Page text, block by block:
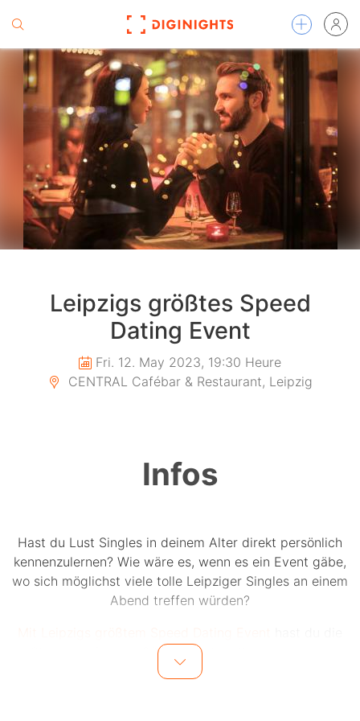
Leipzigs größtes Speed
Dating Event
Fri. 12. May 2023, 19:30 Heure
CENTRAL Cafébar & Restaurant, Leipzig
Infos
Hast du Lust Singles in deinem Alter direkt persönlich
kennenzulernen? Wie wäre es, wenn es ein Event gäbe,
wo sich möglichst viele tolle Leipziger Singles an einem
Abend treffen würden?
Chance auf bis zu 20 einzigartige Dates an einem
Abend.